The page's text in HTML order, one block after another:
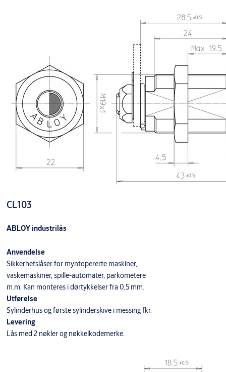
CL103
ABLOY industrilås
Anvendelse
Sikkerhetslåser for myntopererte maskiner,
vaskemaskiner, spille-automater, parkometere
m.m. Kan monteres i dørtykkelser fra 0,5 mm.
Utførelse
Sylinderhus og første sylinderskive i messing fkr.
Levering
Lås med 2 nøkler og nøkkelkodemerke.